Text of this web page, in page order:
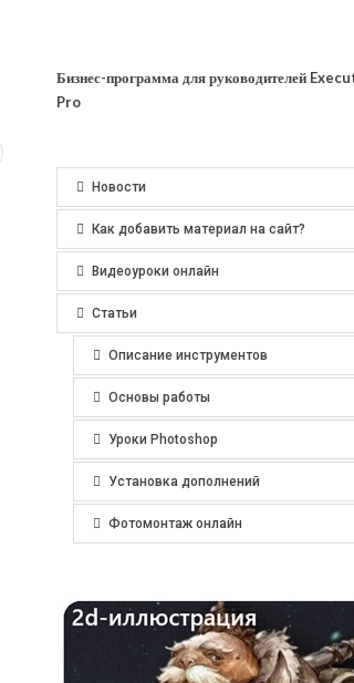
Бизнес-программа для руководителей
Pro
Новости
Как добавить материал на сайт?
Видеоуроки онлайн
Статьи
Описание инструментов
Основы работы
Уроки Photoshop
Установка дополнений
Фотомонтаж онлайн